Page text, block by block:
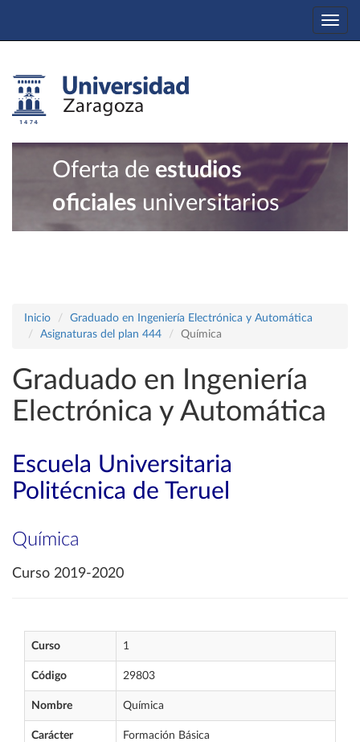
Oferta de estudios
oficiales universitarios
Inicio
Graduado en Ingeniería Electrónica y Automática
Asignaturas del plan 444
Química
Graduado en Ingeniería
Electrónica y Automática
Escuela Universitaria
Politécnica de Teruel
Química
Curso 2019-2020
Curso 1
Código 29803
Nombre Química
Carácter Formación Básica